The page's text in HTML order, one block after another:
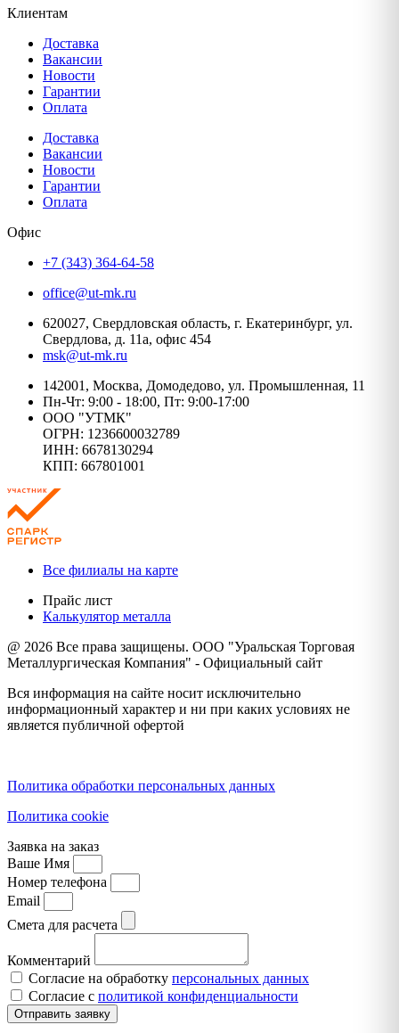
Клиентам
Доставка
Вакансии
Новости
Гарантии
Оплата
Доставка
Вакансии
Новости
Гарантии
Оплата
Офис
+7 (343) 364-64-58
office@ut-mk.ru
620027, Свердловская область, г. Екатеринбург, ул.
Свердлова, д. 11а, офис 454
msk@ut-mk.ru
142001, Москва, Домодедово, ул. Промышленная, 11
Пн-Чт: 9:00 - 18:00, Пт: 9:00-17:00
ООО "УТМК"
ОГРН: 1236600032789
ИНН: 6678130294
КПП: 667801001
Все филиалы на карте
Прайс лист
Калькулятор металла
@ 2026 Все права защищены. ООО "Уральская Торговая
Металлургическая Компания" - Официальный сайт
Вся информация на сайте носит исключительно
информационный характер и ни при каких условиях не
является публичной офертой
Политика обработки персональных данных
Политика cookie
Заявка на заказ
Ваше Имя
Номер телефона
Email
Смета для расчета
Комментарий
Согласие на обработку персональных данных
Согласие с политикой конфиденциальности
Отправить заявку